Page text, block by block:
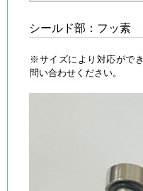
シールド部：フッ素
※サイズにより対応がで
問い合わせください。